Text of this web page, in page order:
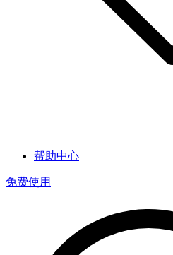
帮助中心
免费使用